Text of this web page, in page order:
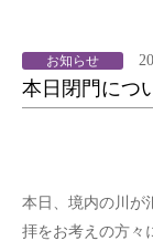
お知らせ
本日閉門につ
本日、境内の川が
拝をお考えの方々